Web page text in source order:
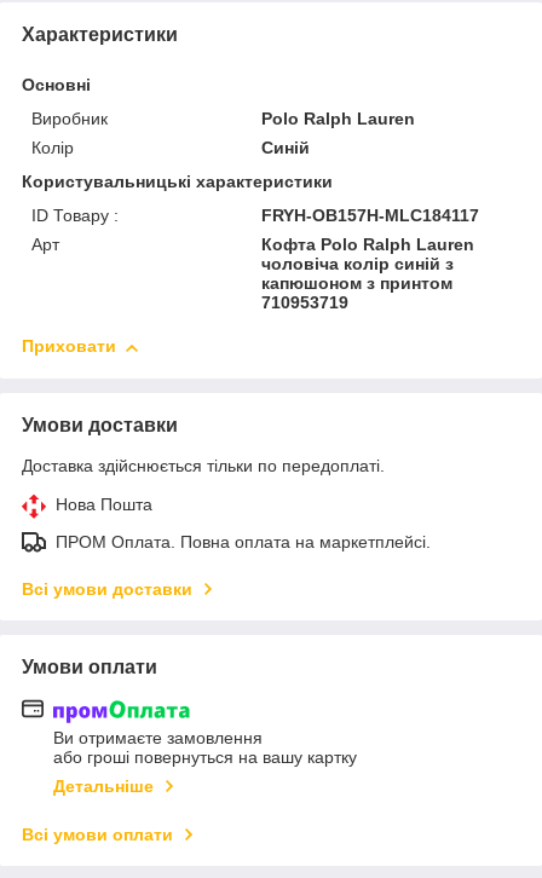
Характеристики
Основні
Виробник
Polo Ralph Lauren
Колір
Синій
Користувальницькі характеристики
ID Товару :
FRYH-OB157H-MLC184117
Арт
Кофта Polo Ralph Lauren
чоловіча колір синій з
капюшоном з принтом
710953719
Приховати
Умови доставки
Доставка здійснюється тільки по передоплаті.
Нова Пошта
ПРОМ Оплата. Повна оплата на маркетплейсі.
Всі умови доставки
Умови оплати
Ви отримаєте замовлення
або гроші повернуться на вашу картку
Детальніше
Всі умови оплати